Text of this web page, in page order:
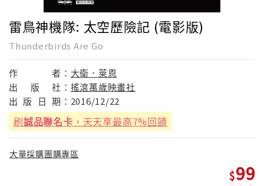
雷鳥神機隊: 太空歷險記 (電影版)
Thunderbirds Are Go
作 者： 大衛．萊恩
出
版 社： 搖滾萬歲映畫社
出 版 日 期： 2016/12/22
刷誠品聯名卡 ，天天享最高7%回饋
大量採購團購專區
99